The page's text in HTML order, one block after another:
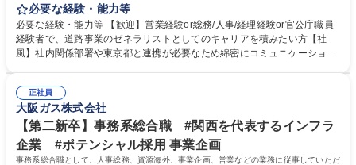
等のフロント部門の部署等幅広い部署での業務をお任せいたします。研修
制度やキャリア支援が充実しております！ ※下記業務詳細 【業務詳細】■
管理部門：広報、人事、経理など当公社の運営に係る管理業務 ■収益部
門：駐車場の新規開拓、管理運営、新宿駅西口広場の「イベントコーナ
道路施設や道路工事現場の見学ツアー事業 ※入社後は上記いずれかの部門
へ配属。※業務内容変更の範囲：会社の定める業務 募集職種 【都庁グル
ープ】総合職（事務）◇残業月平均9時間未満／有給年平均16日取得
必要な経験・能力等
必要な経験・能力等 【歓迎】営業経験or総務/人事/経理経験or官公庁職員
経験者で、道路事業のゼネラリストとしてのキャリアを積みたい方【社
風】社内関係部署や東京都と連携が必要なため綿密にコミュニケーション
部門など多岐に渡る業務を経験できます。 ■様々なプロジェクト：駐車場
事業の他、新宿駅西口広場内に設置された照明を兼ねた広告「ブライトサ
イン」の管理運営を行うなど、事業収益を生み出す活動を積極的に行って
います。 学歴・資格 学歴：大学院 大学 高専 短大 専修学校 高校 語学力：
資格：
正社員
大阪ガス株式会社
【第二新卒】事務系総合職 #関西を代表するインフラ
企業 #ポテンシャル採用 事業企画
事務系総合職として、人事総務、資源海外、事業企画、営業などの業務に従事していただ